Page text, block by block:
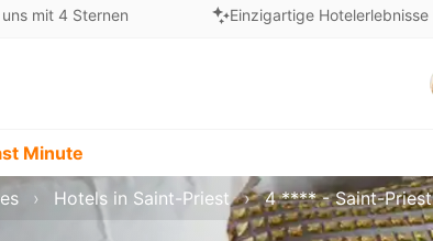
mit 4 Sternen Einzigartige Hotelerlebnisse
Minute
Hotels in Saint-Priest 4 **** - Saint-Priest